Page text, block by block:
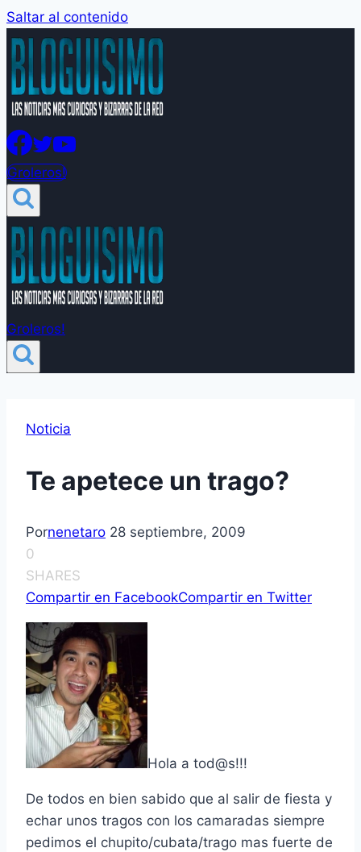
Saltar al contenido
Groleros!
Groleros!
Noticia
Te apetece un trago?
Pornenetaro 28 septiembre, 2009
0
SHARES
Compartir en FacebookCompartir en Twitter
Hola a tod@s!!!
De todos en bien sabido que al salir de fiesta y
echar unos tragos con los camaradas siempre
pedimos el chupito/cubata/trago mas fuerte de